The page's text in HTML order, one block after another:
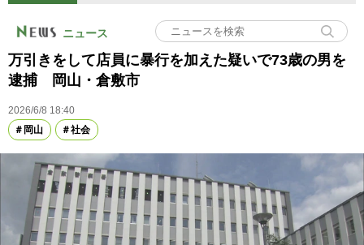
ニュース
万引きをして店員に暴行を加えた疑いで73歳の男を
逮捕 岡山・倉敷市
2026/6/8 18:40
岡山
社会